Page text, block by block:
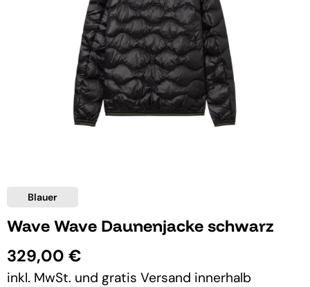
Blauer
Wave Wave Daunenjacke schwarz
329,00 €
inkl. MwSt. und gratis Versand innerhalb